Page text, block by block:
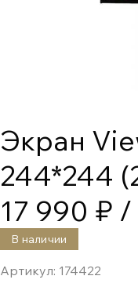
Экран
244*244
17 990 ₽ /
В наличии
Артикул: 174422